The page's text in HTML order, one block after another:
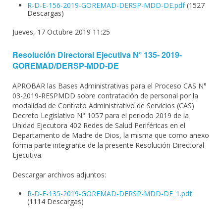
R-D-E-156-2019-GOREMAD-DERSP-MDD-DE.pdf(1527
Descargas)
Jueves, 17 Octubre 2019 11:25
Resolución Directoral Ejecutiva N° 135- 2019-
GOREMAD/DERSP-MDD-DE
APROBAR las Bases Administrativas para el Proceso CAS N°
03-2019-RESPMDD sobre contratación de personal por la
modalidad de Contrato Administrativo de Servicios (CAS)
Decreto Legislativo N° 1057 para el periodo 2019 de la
Unidad Ejecutora 402 Redes de Salud Periféricas en el
Departamento de Madre de Dios, la misma que como anexo
forma parte integrante de la presente Resolución Directoral
Ejecutiva.
Descargar archivos adjuntos:
R-D-E-135-2019-GOREMAD-DERSP-MDD-DE_1.pdf
(1114 Descargas)